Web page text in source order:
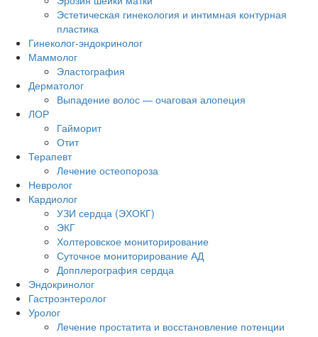
Эстетическая гинекология и интимная контурная
пластика
Гинеколог-эндокринолог
Маммолог
Эластография
Дерматолог
Выпадение волос — очаговая алопеция
ЛОР
Гайморит
Отит
Терапевт
Лечение остеопороза
Невролог
Кардиолог
УЗИ сердца (ЭХОКГ)
ЭКГ
Холтеровское мониторирование
Суточное мониторирование АД
Допплерография сердца
Эндокринолог
Гастроэнтеролог
Уролог
Лечение простатита и восстановление потенции